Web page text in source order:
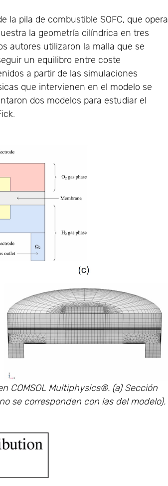
la pila de combustible SOFC, que opera
la geometría cilíndrica en tres
autores utilizaron la malla que se
un equilibro entre coste
a partir de las simulaciones
que intervienen en el modelo se
dos modelos para estudiar el
COMSOL Multiphysics®. (a) Sección
se corresponden con las del modelo).